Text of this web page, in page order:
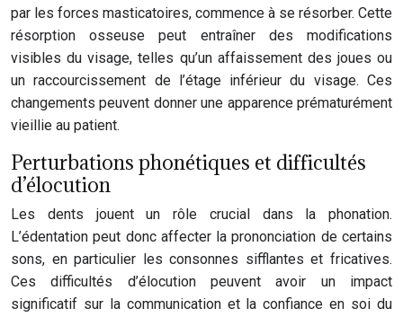
par les forces masticatoires, commence à se résorber. Cette
résorption osseuse peut entraîner des modifications
visibles du visage, telles qu’un affaissement des joues ou
un raccourcissement de l’étage inférieur du visage. Ces
changements peuvent donner une apparence prématurément
vieillie au patient.
Perturbations phonétiques et difficultés
d’élocution
Les dents jouent un rôle crucial dans la phonation.
L’édentation peut donc affecter la prononciation de certains
sons, en particulier les consonnes sifflantes et fricatives.
Ces difficultés d’élocution peuvent avoir un impact
significatif sur la communication et la confiance en soi du